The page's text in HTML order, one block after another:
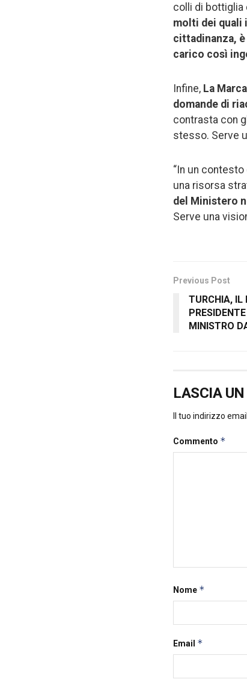
colli di bottiglia
molti dei quali
cittadinanza,
carico così
Infine, La
domande di
contrasta con
stesso. Serve
“In un
una risorsa
del Ministero
Serve una
Previous Post
TURCHIA, IL
MINISTRO
LASCIA
Il tuo indirizzo
Commento *
Nome *
Email *